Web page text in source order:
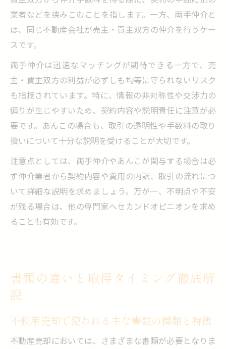
業者などを挟みこむことを指します。一方、両手仲介と
は、同じ不動産会社が売主・買主双方の仲介を行うケー
スです。
両手仲介は迅速なマッチングが期待できる一方で、売
主・買主双方の利益が必ずしも均等に守られないリスク
も指摘されています。特に、情報の非対称性や交渉力の
偏りが生じやすいため、契約内容や説明責任に注意が必
要です。あんこの場合も、取引の透明性や手数料の取り
扱いについて十分な説明を受けることが大切です。
注意点としては、両手仲介やあんこが関与する場合は必
ず仲介業者から契約内容や費用の内訳、取引の流れにつ
いて詳細な説明を求めましょう。万が一、不明点や不安
が残る場合は、他の専門家へセカンドオピニオンを求め
ることも有効です。
書類の違いと取得タイミング徹底解
説
不動産売却で使われる主な書類の種類と特徴
不動産売却においては、さまざまな書類が必要となりま